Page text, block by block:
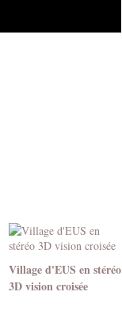
Village d'EUS en stéréo
3D vision croisée